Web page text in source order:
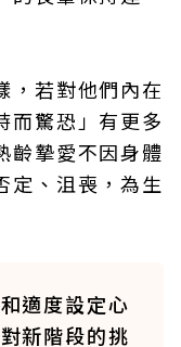
，若對他們內在
而驚恐」有更多
齡摯愛不因身體
定、沮喪，為生
適度設定心
新階段的挑